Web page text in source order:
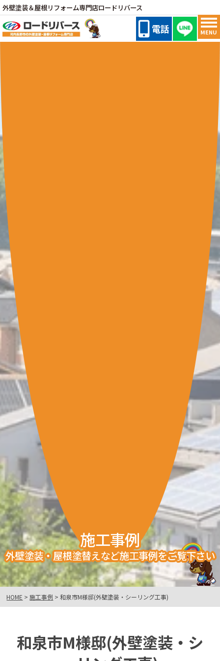
外壁塗装＆屋根リフォーム専門店ロードリバース
電話 MENU
施工事例
外壁塗装・屋根塗替えなど施工事例をご覧下さい
HOME >施工事例 >和泉市M様邸(外壁塗装・シーリング工事)
和泉市M様邸(外壁塗装・シ